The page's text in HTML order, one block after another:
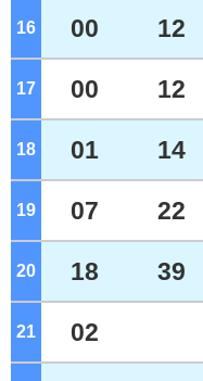
16 00 12
17 00 12
18 01 14
19 07 22
20 18 39
21 02